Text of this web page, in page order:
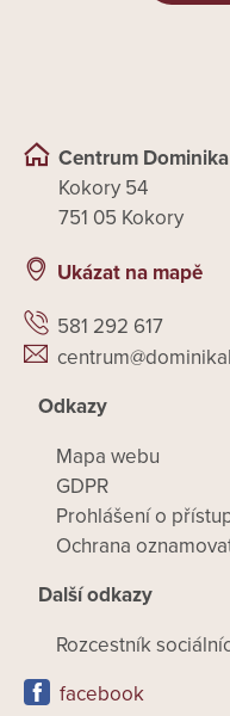
Centrum
Kokory 54
751 05 Kokory
Ukázat na mapě
581 292 617
Odkazy
Mapa webu
GDPR
Prohlášení o
Ochrana
Další odkazy
Rozcestník
facebook